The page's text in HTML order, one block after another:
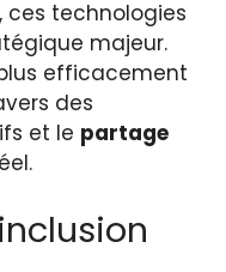
, ces technologies
majeur.
efficacement
des
et le partage